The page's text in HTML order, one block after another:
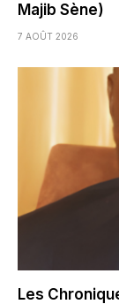
Majib Sène)
7 AOÛT 2026
Les